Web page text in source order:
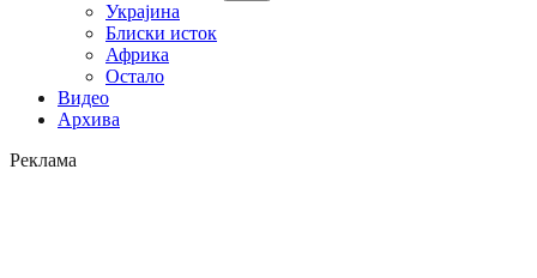
Украјина
Блиски исток
Африка
Остало
Видео
Архива
Реклама